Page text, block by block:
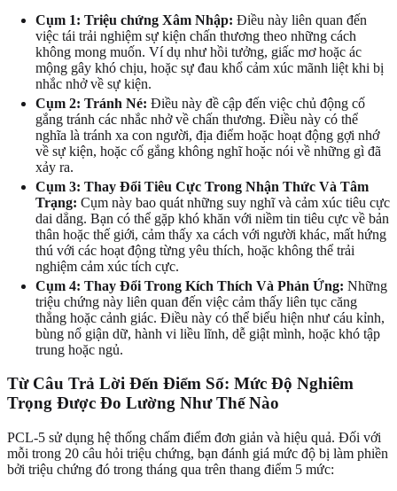
Cụm 1: Triệu chứng Xâm Nhập: Điều này liên quan đến
việc tái trải nghiệm sự kiện chấn thương theo những cách
không mong muốn. Ví dụ như hồi tưởng, giấc mơ hoặc ác
mộng gây khó chịu, hoặc sự đau khổ cảm xúc mãnh liệt khi bị
nhắc nhở về sự kiện.
Cụm 2: Tránh Né: Điều này đề cập đến việc chủ động cố
gắng tránh các nhắc nhở về chấn thương. Điều này có thể
nghĩa là tránh xa con người, địa điểm hoặc hoạt động gợi nhớ
về sự kiện, hoặc cố gắng không nghĩ hoặc nói về những gì đã
xảy ra.
Cụm 3: Thay Đổi Tiêu Cực Trong Nhận Thức Và Tâm
Trạng: Cụm này bao quát những suy nghĩ và cảm xúc tiêu cực
dai dẳng. Bạn có thể gặp khó khăn với niềm tin tiêu cực về bản
thân hoặc thế giới, cảm thấy xa cách với người khác, mất hứng
thú với các hoạt động từng yêu thích, hoặc không thể trải
nghiệm cảm xúc tích cực.
Cụm 4: Thay Đổi Trong Kích Thích Và Phản Ứng: Những
triệu chứng này liên quan đến việc cảm thấy liên tục căng
thẳng hoặc cảnh giác. Điều này có thể biểu hiện như cáu kỉnh,
bùng nổ giận dữ, hành vi liều lĩnh, dễ giật mình, hoặc khó tập
trung hoặc ngủ.
Từ Câu Trả Lời Đến Điểm Số: Mức Độ Nghiêm
Trọng Được Đo Lường Như Thế Nào
PCL-5 sử dụng hệ thống chấm điểm đơn giản và hiệu quả. Đối với
mỗi trong 20 câu hỏi triệu chứng, bạn đánh giá mức độ bị làm phiền
bởi triệu chứng đó trong tháng qua trên thang điểm 5 mức: